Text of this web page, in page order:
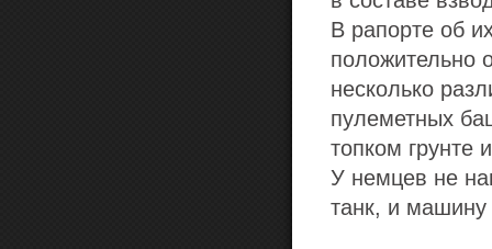
В рапорте об
положительно
несколько
пулеметных
топком грунте
У немцев не
танк, и машину